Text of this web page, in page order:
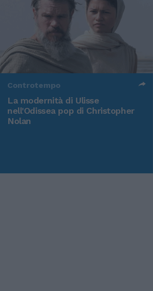
Controtempo
La modernità di Ulisse
nell'Odissea pop di Christopher
Nolan